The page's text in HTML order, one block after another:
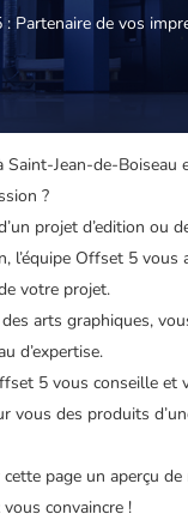
Partenaire de vos
Saint-Jean-de-Boiseau
?
projet d’edition ou
l’équipe Offset 5 vous
votre projet.
arts graphiques,
d’expertise.
5 vous conseille et
vous des produits
cette page un aperçu
convaincre !